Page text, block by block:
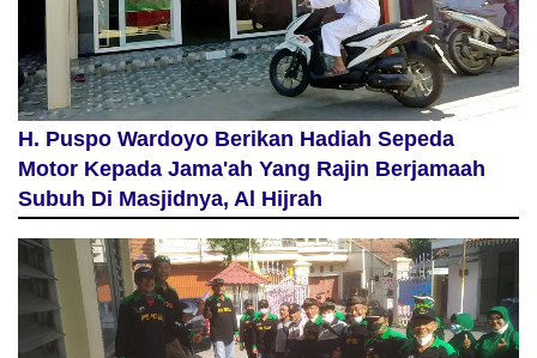
H. Puspo Wardoyo Berikan Hadiah Sepeda
Motor Kepada Jama'ah Yang Rajin Berjamaah
Subuh Di Masjidnya, Al Hijrah